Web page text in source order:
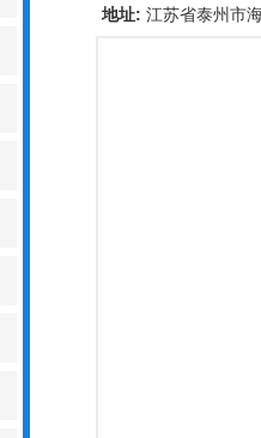
地址: 江苏省泰州市